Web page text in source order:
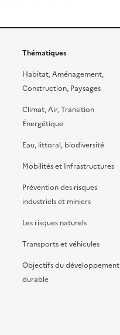
Thématiques
Habitat, Aménagement,
Construction, Paysages
Climat, Air, Transition
Énergétique
Eau, littoral, biodiversité
Mobilités et Infrastructures
Prévention des risques
industriels et miniers
Les risques naturels
Transports et véhicules
Objectifs du développement
durable